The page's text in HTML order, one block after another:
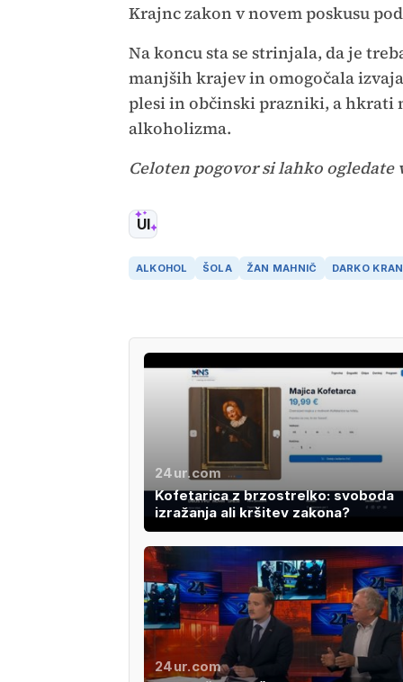
Krajnc zakon v novem poskusu
Na koncu sta se strinjala, da je
manjših krajev in omogočala
plesi in občinski prazniki, a hkrati
alkoholizma.
Celoten pogovor si lahko
UI
ALKOHOL ŠOLA ŽAN MAHNIČ DARKO
24ur.com
Kofetarica z brzostrelko: svoboda
izražanja ali kršitev zakona?
24ur.com